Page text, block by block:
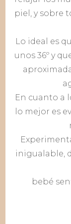
piel, y sobre
Lo ideal es
unos 36º y
En cuanto a
lo mejor es
inigualable,
bebé